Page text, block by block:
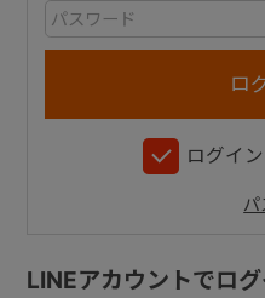
ログイ
パ
LINEアカウントでロ